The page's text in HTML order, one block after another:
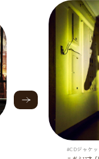
#CDジャケ